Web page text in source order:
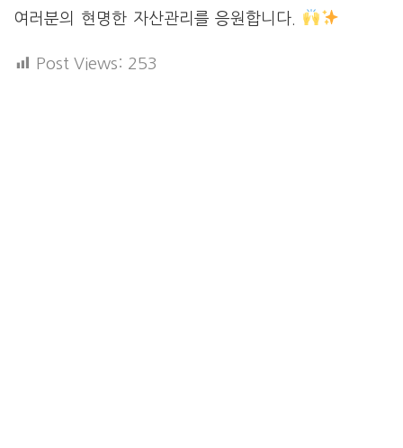
여러분의 현명한 자산관리를 응원합니다.
Post Views: 253